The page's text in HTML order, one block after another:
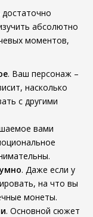
абсолютно
моментов,
. Ваш персонаж –
насколько
с другими
вами
. Даже если у
на что вы
монеты.
. Основной сюжет